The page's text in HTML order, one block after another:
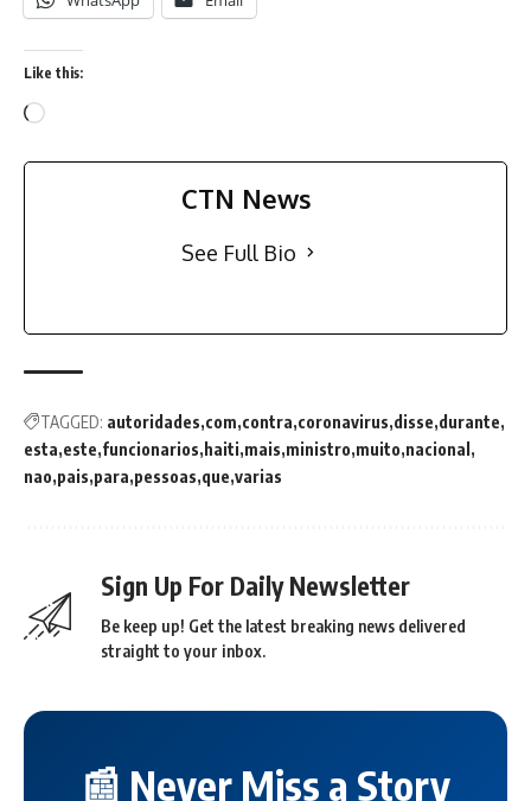
Like this:
CTN News
See Full Bio
TAGGED: autoridades com contra coronavirus disse durante
esta este funcionarios haiti mais ministro muito nacional
nao pais para pessoas que varias
Sign Up For Daily Newsletter
Be keep up! Get the latest breaking news delivered
straight to your inbox.
📰 Never Miss a Story